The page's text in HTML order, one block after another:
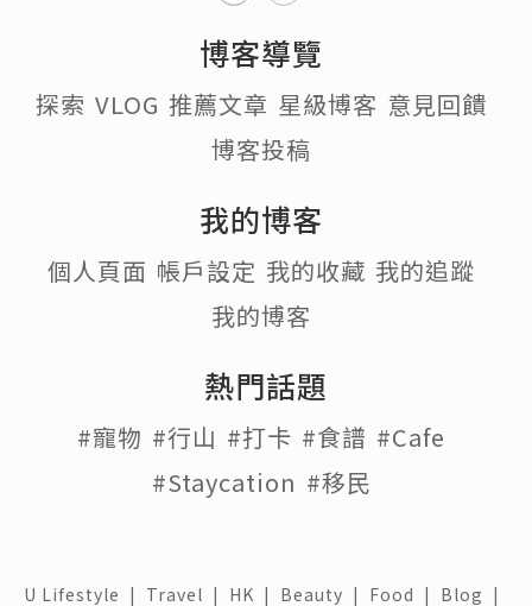
博客導覽
探索 VLOG 推薦文章 星級博客 意見回饋
博客投稿
我的博客
個人頁面 帳戶設定 我的收藏 我的追蹤
我的博客
熱門話題
#寵物 #行山 #打卡 #食譜 #Cafe
#Staycation #移民
U Lifestyle | Travel | HK | Beauty | Food | Blog |